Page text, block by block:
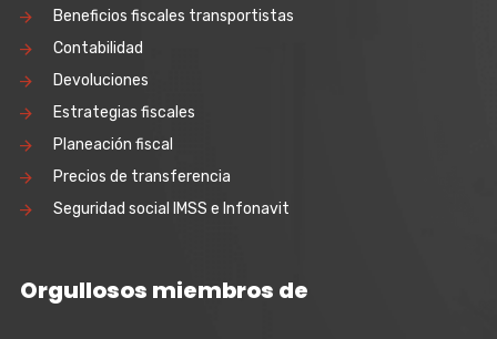
Beneficios fiscales transportistas
Contabilidad
Devoluciones
Estrategias fiscales
Planeación fiscal
Precios de transferencia
Seguridad social IMSS e Infonavit
Orgullosos miembros de